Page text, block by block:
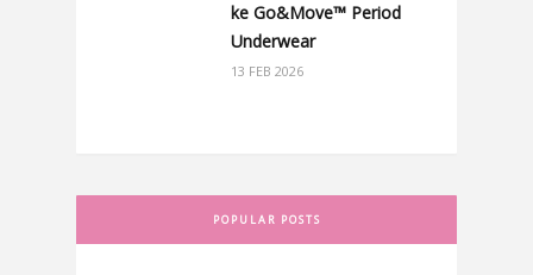
ke Go&Move™ Period
Underwear
13 FEB 2026
POPULAR POSTS